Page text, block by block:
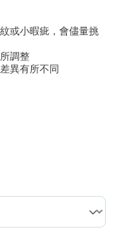
或小暇疵，會儘量挑
調整
異有所不同